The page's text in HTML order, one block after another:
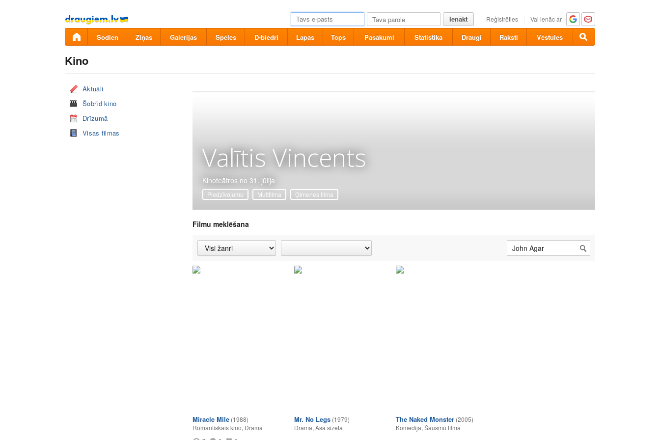
Pāriet
uz
saturu
Ienākt Reģistrēties Vai ienāc ar
Šodien Ziņas Galerijas Spēles D-biedri Lapas Tops Pasākumi Statistika Draugi Raksti Vēstules
Kino
Aktuāli
Šobrīd kino
Drīzumā
Visas filmas
Valītis Vincents
Kinoteātros no 31. jūlija
Piedzīvojumu Multfilma Ģimenes filma
Filmu meklēšana
Miracle Mile (1988)
Romantiskais kino, Drāma
Mr. No Legs (1979)
Drāma, Asa sižeta
The Naked Monster (2005)
Komēdija, Šausmu filma